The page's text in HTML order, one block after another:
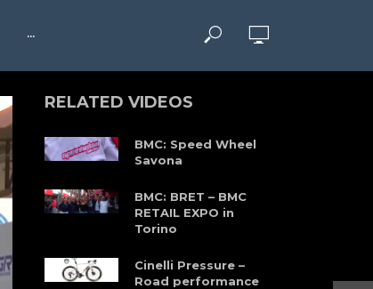
···
RELATED VIDEOS
BMC: Speed Wheel
Savona
BMC: BRET – BMC
RETAIL EXPO in
Torino
Cinelli Pressure –
Road performance